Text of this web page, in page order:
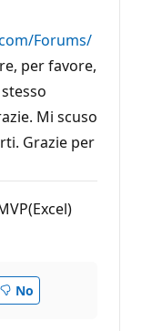
Forums/
per favore,
Mi scuso
Grazie per
No